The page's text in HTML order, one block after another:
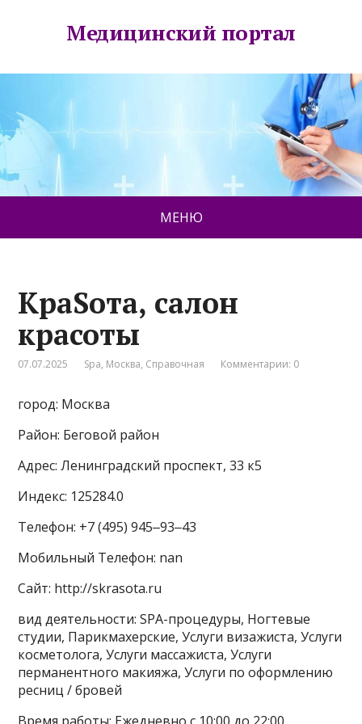
Медицинский портал
МЕНЮ
КраSота, салон
красоты
07.07.2025 Spa, Москва, Справочная Комментарии: 0
город: Москва
Район: Беговой район
Адрес: Ленинградский проспект, 33 к5
Индекс: 125284.0
Телефон: +7 (495) 945‒93‒43
Мобильный Телефон: nan
Сайт: http://skrasota.ru
вид деятельности: SPA-процедуры, Ногтевые
студии, Парикмахерские, Услуги визажиста, Услуги
косметолога, Услуги массажиста, Услуги
перманентного макияжа, Услуги по оформлению
ресниц / бровей